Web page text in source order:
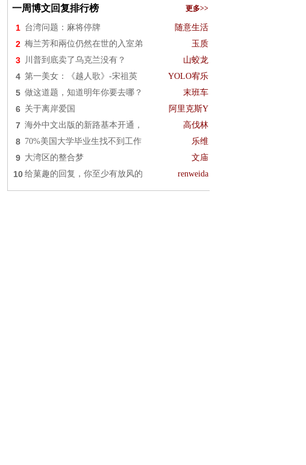
一周博文回复排行榜 更多>>
1 台湾问题：麻将停牌 随意生活
2 梅兰芳和兩位仍然在世的入室弟 玉质
3 川普到底卖了乌克兰没有？ 山蛟龙
4 第一美女：《越人歌》-宋祖英 YOLO宥乐
5 做这道题，知道明年你要去哪？ 末班车
6 关于离岸爱国 阿里克斯Y
7 海外中文出版的新路基本开通， 高伐林
8 70%美国大学毕业生找不到工作 乐维
9 大湾区的整合梦 文庙
10 给菓趣的回复，你至少有放风的 renweida